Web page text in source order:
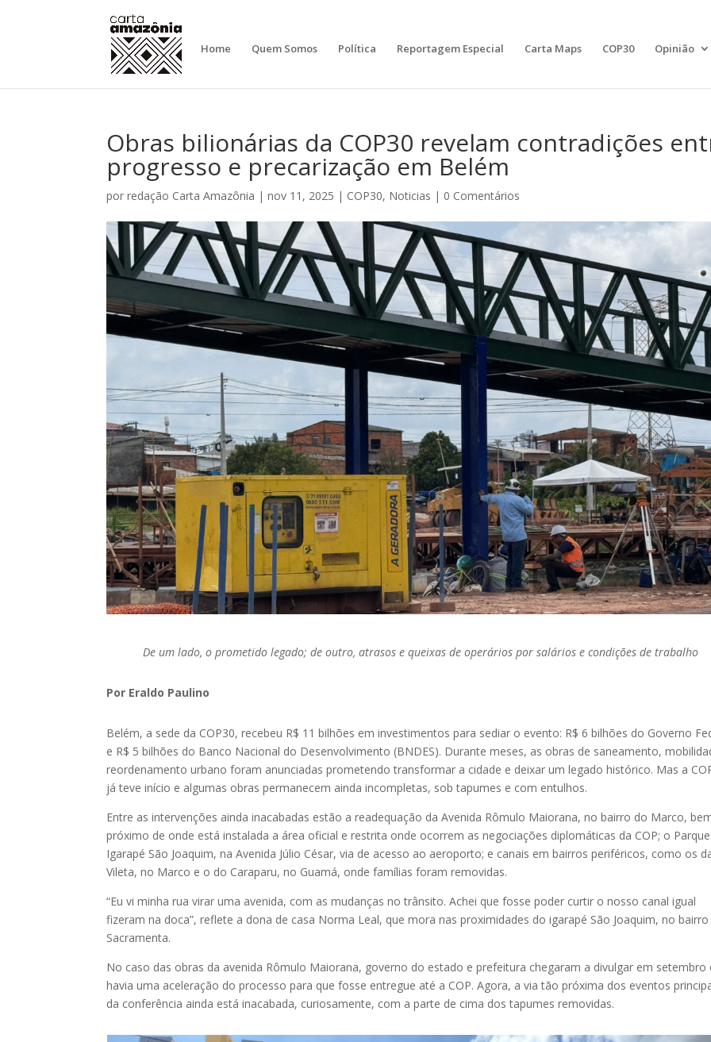
Home Quem Somos Política Reportagem Especial Carta Maps COP30 Opinião
Obras bilionárias da COP30 revelam contradições
progresso e precarização em Belém
porredação Carta Amazônia |nov 11, 2025 | COP30, Noticias | 0 Comentários
De um lado, o prometido legado; de outro, atrasos e queixas de operários por salários e condições de trabalho
Por Eraldo Paulino
Belém, a sede da COP30, recebeu R$ 11 bilhões em investimentos para sediar o evento: R$ 6 bilhões do Governo
e R$ 5 bilhões do Banco Nacional do Desenvolvimento (BNDES). Durante meses, as obras de saneamento,
reordenamento urbano foram anunciadas prometendo transformar a cidade e deixar um legado histórico. Mas a
já teve início e algumas obras permanecem ainda incompletas, sob tapumes e com entulhos.
Entre as intervenções ainda inacabadas estão a readequação da Avenida Rômulo Maiorana, no bairro do Marco,
próximo de onde está instalada a área oficial e restrita onde ocorrem as negociações diplomáticas da COP; o Parque
Igarapé São Joaquim, na Avenida Júlio César, via de acesso ao aeroporto; e canais em bairros periféricos, como os
Vileta, no Marco e o do Caraparu, no Guamá, onde famílias foram removidas.
“Eu vi minha rua virar uma avenida, com as mudanças no trânsito. Achei que fosse poder curtir o nosso canal igual
fizeram na doca”, reflete a dona de casa Norma Leal, que mora nas proximidades do igarapé São Joaquim, no bairro
Sacramenta.
No caso das obras da avenida Rômulo Maiorana, governo do estado e prefeitura chegaram a divulgar em setembro
havia uma aceleração do processo para que fosse entregue até a COP. Agora, a via tão próxima dos eventos
da conferência ainda está inacabada, curiosamente, com a parte de cima dos tapumes removidas.